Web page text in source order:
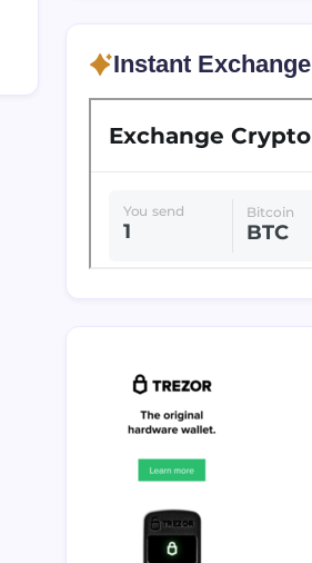
Instant Exchange